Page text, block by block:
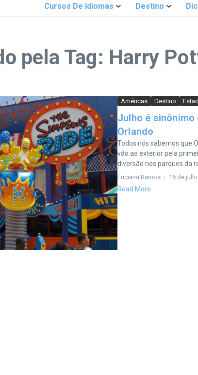
Cursos De Idiomas Destino
pela Tag: Harry
Américas Destino
Julho é
Orlando
Todos nós sabemos que
vão ao exterior pela
diversão nos parques da
Luciana Ramos 15 de
Read More